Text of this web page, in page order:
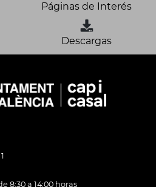
Páginas de Interés
Descargas
8:30 a 14:00 horas